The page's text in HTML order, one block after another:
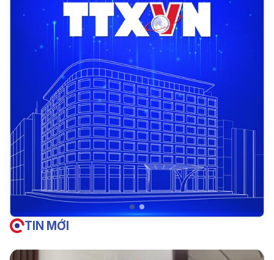
TIN MỚI